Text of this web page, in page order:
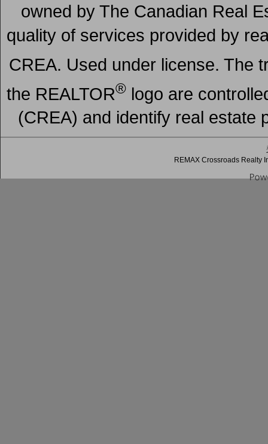
owned by The Canadian Real
quality of services provided by
CREA. Used under license. The
the REALTOR®logo are
(CREA) and identify real estate
REMAX Crossroads Realty